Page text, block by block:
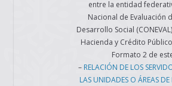
entre la entidad
Nacional de Evaluación
Desarrollo Social
Hacienda y Crédito Público
Formato 2 de
– RELACIÓN DE LOS
LAS UNIDADES O ÁREAS